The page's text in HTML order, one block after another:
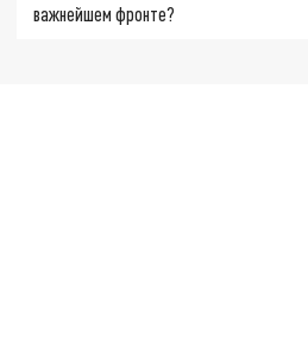
важнейшем фронте?